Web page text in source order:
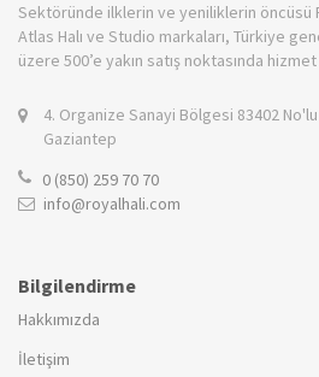
Sektöründe ilklerin ve yeniliklerin öncüsü
Atlas Halı ve Studio markaları, Türkiye
üzere 500’e yakın satış noktasında
4. Organize Sanayi Bölgesi 83402
Gaziantep
0 (850) 259 70 70
info@royalhali.com
Bilgilendirme
Hakkımızda
İletişim